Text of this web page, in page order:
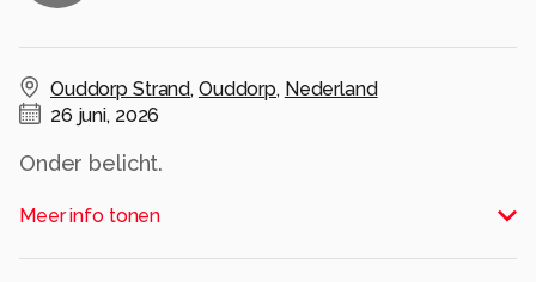
Ouddorp Strand, Ouddorp, Nederland
26 juni, 2026
Onder belicht.
Alle rechten voorbehouden
Meer info tonen